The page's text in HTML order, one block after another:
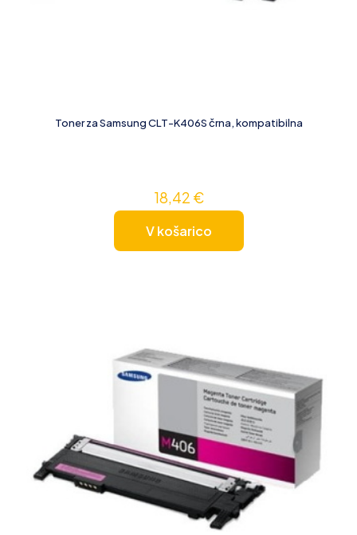
Toner za Samsung CLT-K406S črna, kompatibilna
18,42 €
V košarico